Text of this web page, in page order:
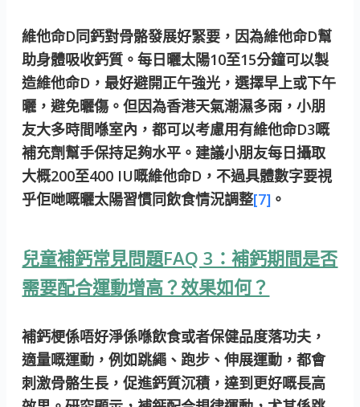
維他命D同鈣對骨骼發展好緊要，因為維他命D幫
助身體吸收鈣質。每日曬太陽10至15分鐘可以製
造維他命D，最好避開正午強光，選擇早上或下午
曬，避免曬傷。但因為香港天氣潮濕多雨，小朋
友大多時間喺室內，都可以考慮用有維他命D3嘅
補充劑幫手保持足夠水平。建議小朋友每日攝取
大概200至400 IU嘅維他命D，不過具體數字要視
乎佢哋嘅曬太陽習慣同飲食情況調整[7] 。
兒童補鈣常見問題FAQ 3：補鈣期間是否
需要配合運動增高？效果如何？
補鈣梗係唔好淨係喺飲食或者保健品度落功夫，
適量嘅運動，例如跳繩、跑步、伸展運動，都會
刺激骨骼生長，促進鈣質沉積，達到更好嘅長高